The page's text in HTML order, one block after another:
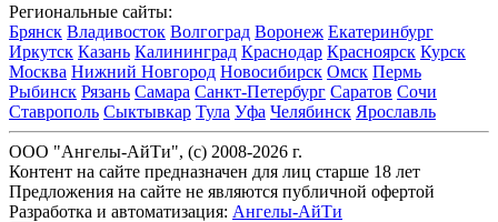
Региональные сайты:
Брянск Владивосток Волгоград Воронеж Екатеринбург
Иркутск Казань Калининград Краснодар Красноярск Курск
Москва Нижний Новгород Новосибирск Омск Пермь
Рыбинск Рязань Самара Санкт-Петербург Саратов Сочи
Ставрополь Сыктывкар Тула Уфа Челябинск Ярославль
ООО "Ангелы-АйТи", (c) 2008-2026 г.
Контент на сайте предназначен для лиц старше 18 лет
Предложения на сайте не являются публичной офертой
Разработка и автоматизация: Ангелы-АйТи